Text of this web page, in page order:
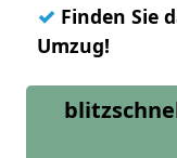
✓ Finden Sie
Umzug!